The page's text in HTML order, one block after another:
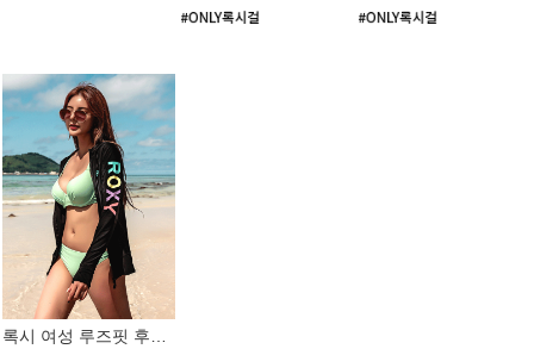
록시 여성 루즈핏 후드 래쉬가드 WT900BRX